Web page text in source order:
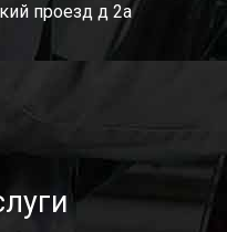
проезд д 2а